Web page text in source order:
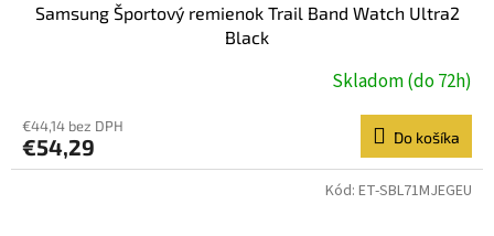
Samsung Športový remienok Trail Band Watch Ultra2
Black
Skladom (do 72h)
€44,14 bez DPH
€54,29 Do košíka
Kód: ET-SBL71MJEGEU